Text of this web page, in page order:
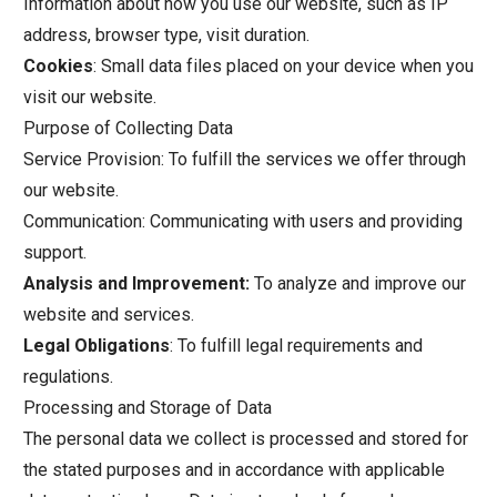
address, browser type, visit duration.
Cookies: Small data files placed on your device when you
visit our website.
Purpose of Collecting Data
Service Provision: To fulfill the services we offer through
our website.
Communication: Communicating with users and providing
support.
Analysis and Improvement: To analyze and improve our
website and services.
Legal Obligations: To fulfill legal requirements and
regulations.
Processing and Storage of Data
The personal data we collect is processed and stored for
the stated purposes and in accordance with applicable